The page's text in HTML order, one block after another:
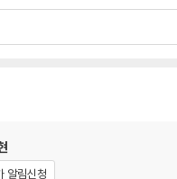
타리 / 표고 / 팽나무버섯(팽이
꼬리버섯
/ 붉은싸리버섯 / 황금싸리버
알림신청